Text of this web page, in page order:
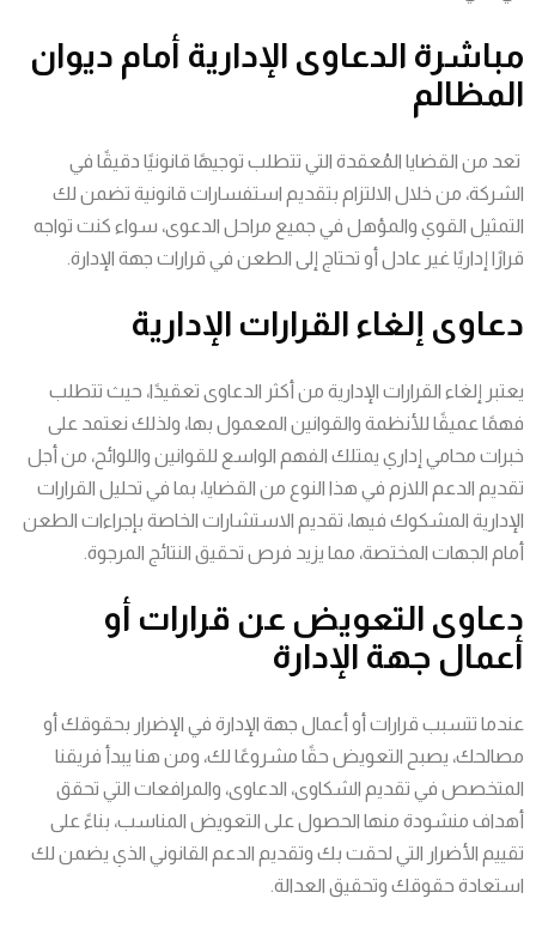
مباشرة الدعاوى الإدارية أمام ديوان
المظالم
تعد من القضايا المُعقدة التي تتطلب توجيهًا قانونيًا دقيقًا في
الشركة، من خلال الالتزام بتقديم استفسارات قانونية تضمن لك
التمثيل القوي والمؤهل في جميع مراحل الدعوى، سواء كنت تواجه
قرارًا إداريًا غير عادل أو تحتاج إلى الطعن في قرارات جهة الإدارة.
دعاوى إلغاء القرارات الإدارية
يعتبر إلغاء القرارات الإدارية من أكثر الدعاوى تعقيدًا، حيث تتطلب
فهمًا عميقًا للأنظمة والقوانين المعمول بها، ولذلك نعتمد على
خبرات محامي إداري يمتلك الفهم الواسع للقوانين واللوائح، من أجل
تقديم الدعم اللازم في هذا النوع من القضايا، بما في تحليل القرارات
الإدارية المشكوك فيها، تقديم الاستشارات الخاصة بإجراءات الطعن
أمام الجهات المختصة، مما يزيد فرص تحقيق النتائج المرجوة.
دعاوى التعويض عن قرارات أو
أعمال جهة الإدارة
عندما تتسبب قرارات أو أعمال جهة الإدارة في الإضرار بحقوقك أو
مصالحك، يصبح التعويض حقًا مشروعًا لك، ومن هنا يبدأ فريقنا
المتخصص في تقديم الشكاوى، الدعاوى، والمرافعات التي تحقق
أهداف منشودة منها الحصول على التعويض المناسب، بناءً على
تقييم الأضرار التي لحقت بك وتقديم الدعم القانوني الذي يضمن لك
استعادة حقوقك وتحقيق العدالة.